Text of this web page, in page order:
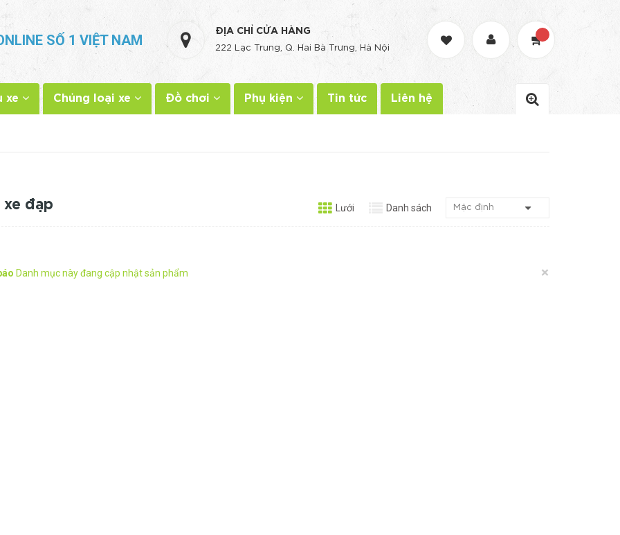
SỐ 1 VIỆT NAM
ĐỊA CHỈ CỬA HÀNG
222 Lạc Trung, Q. Hai Bà Trưng, Hà Nội
xe Chủng loại xe Đồ chơi Phụ kiện Tin tức Liên hệ
xe đạp Lưới Danh sách
×
Danh mục này đang cập nhật sản phẩm